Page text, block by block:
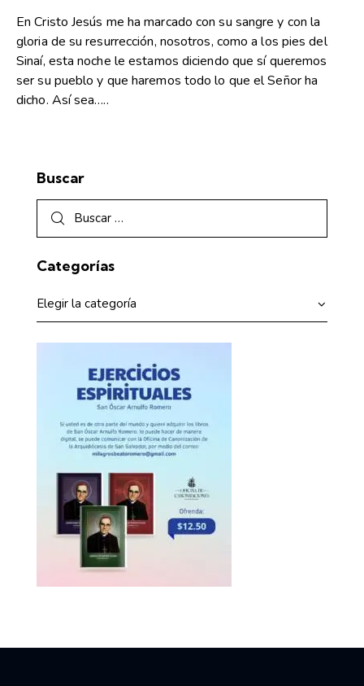
En Cristo Jesús me ha marcado con su sangre y con la
gloria de su resurrección, nosotros, como a los pies del
Sinaí, esta noche le estamos diciendo que sí queremos
ser su pueblo y que haremos todo lo que el Señor ha
dicho. Así sea…..
Buscar
Categorías